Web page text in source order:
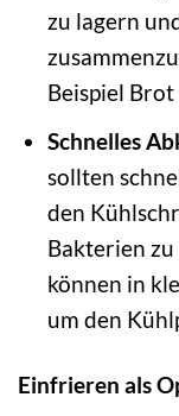
zu lagern
Beispiel
Schnelles
sollten
den
Bakterien
können in
um den
Einfrieren als